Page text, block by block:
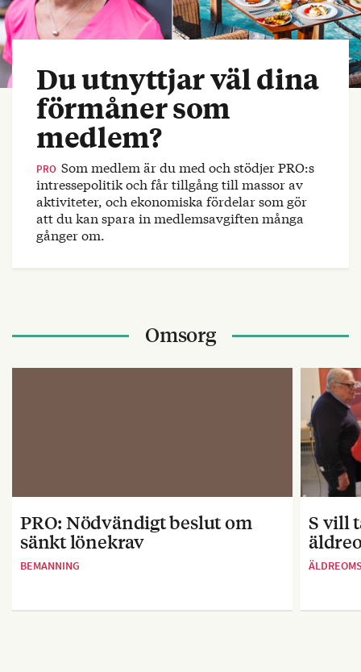
Du utnyttjar väl dina
förmåner som
medlem?
PRO Som medlem är du med och stödjer PRO:s
intressepolitik och får tillgång till massor av
aktiviteter, och ekonomiska fördelar som gör
att du kan spara in medlemsavgiften många
gånger om.
Omsorg
PRO: Nödvändigt beslut om
sänkt lönekrav
BEMANNING
S vill